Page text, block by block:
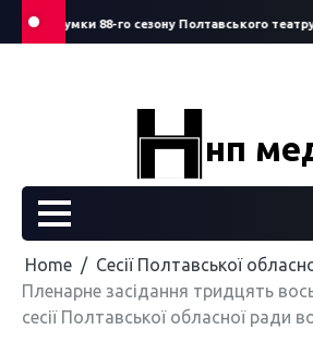
Skip
підсумки 88-го сезону Полтавського театру
нп
Home
Сесії Полтавської
Пленарне засідання тридцять
сесії Полтавської обласної ради